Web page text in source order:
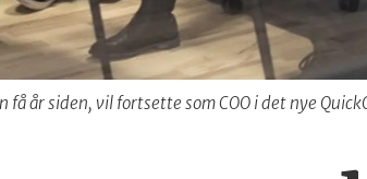
år siden, vil fortsette som COO i det nye